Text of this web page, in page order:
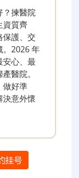
？揀醫院
資質齊
保護、交
。2026 年
安心、最
醫院。
做好準
決意外懷